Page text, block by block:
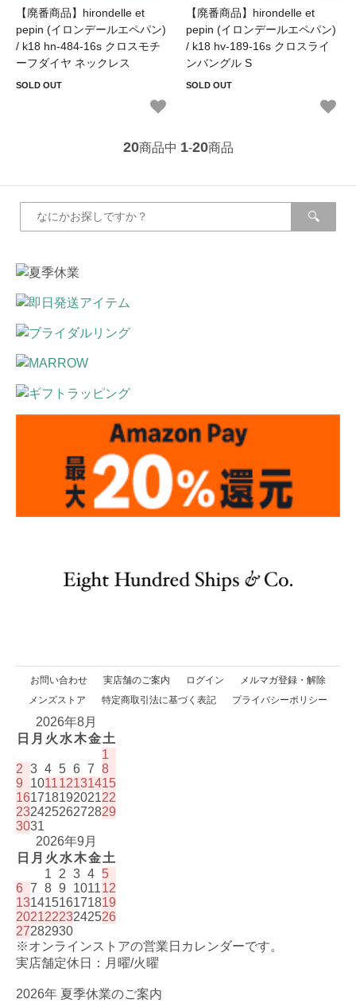
【廃番商品】hirondelle et
pepin (イロンデールエペパン)
/ k18 hn-484-16s クロスモチ
ーフダイヤ ネックレス
SOLD OUT
【廃番商品】hirondelle et
pepin (イロンデールエペパン)
/ k18 hv-189-16s クロスライ
ンバングル S
SOLD OUT
20商品中 1-20商品
お問い合わせ 実店舗のご案内 ログイン
メルマガ登録・解除
メンズストア
特定商取引法に基づく表記 プライバシーポリシー
2026年8月
日 月 火 水木金土
1
2 3 4 5 6 7 8
9
101112131415
16171819202122
23242526272829
3031
2026年9月
日 月 火 水木金土
1
2 3 4 5
6 7 8 9 101112
13141516171819
20212223242526
27282930
※オンラインストアの営業日カレンダーです。
実店舗定休日：月曜/火曜
2026年 夏季休業のご案内